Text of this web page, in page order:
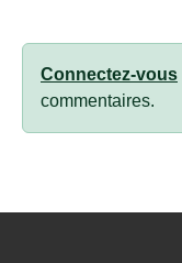
Connectez-vous
commentaires.